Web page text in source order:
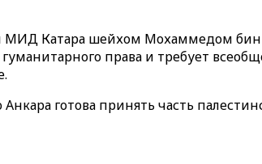
МИД Катара шейхом Мохаммедом
права и требует
готова принять часть